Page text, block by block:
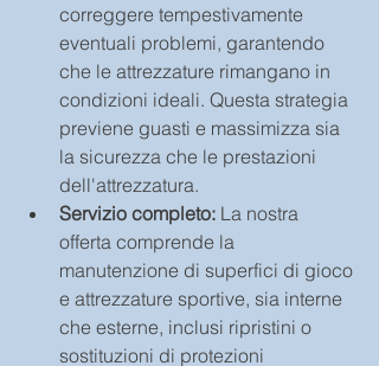
correggere tempestivamente
eventuali problemi, garantendo
che le attrezzature rimangano in
condizioni ideali. Questa strategia
previene guasti e massimizza sia
la sicurezza che le prestazioni
dell'attrezzatura.
Servizio completo: La nostra
offerta comprende la
manutenzione di superfici di gioco
e attrezzature sportive, sia interne
che esterne, inclusi ripristini o
sostituzioni di protezioni